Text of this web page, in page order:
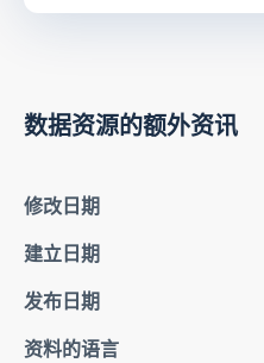
数据资源的额外资讯
修改日期
建立日期
发布日期
资料的语言